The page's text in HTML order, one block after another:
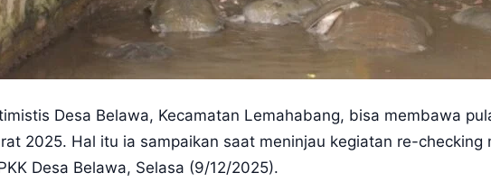
Desa Belawa, Kecamatan Lemahabang, bisa membawa
2025. Hal itu ia sampaikan saat meninjau kegiatan re-checking
Desa Belawa, Selasa (9/12/2025).